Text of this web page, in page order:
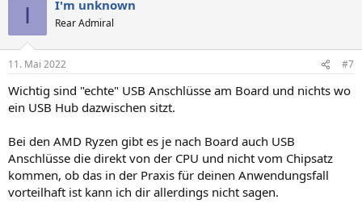
I I'm unknown
Rear Admiral
11. Mai 2022 #7
Wichtig sind "echte" USB Anschlüsse am Board und nichts wo
ein USB Hub dazwischen sitzt.
Bei den AMD Ryzen gibt es je nach Board auch USB
Anschlüsse die direkt von der CPU und nicht vom Chipsatz
kommen, ob das in der Praxis für deinen Anwendungsfall
vorteilhaft ist kann ich dir allerdings nicht sagen.